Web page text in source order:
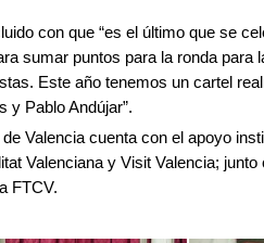
con que “es el último que se
sumar puntos para la ronda para
Este año tenemos un cartel
y Pablo Andújar”.
Valencia cuenta con el apoyo
Valenciana y Visit Valencia;
FTCV.